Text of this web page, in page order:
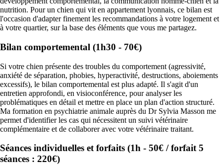
nutrition. Pour un chien qui vit en appartement lyonnais, ce bilan est
l'occasion d'adapter finement les recommandations à votre logement et
à votre quartier, sur la base des éléments que vous me partagez.
Bilan comportemental (1h30 - 70€)
Si votre chien présente des troubles du comportement (agressivité,
anxiété de séparation, phobies, hyperactivité, destructions, aboiements
excessifs), le bilan comportemental est plus adapté. Il s'agit d'un
entretien approfondi, en visioconférence, pour analyser les
problématiques en détail et mettre en place un plan d'action structuré.
Ma formation en psychiatrie animale auprès du Dr Sylvia Masson me
permet d'identifier les cas qui nécessitent un suivi vétérinaire
complémentaire et de collaborer avec votre vétérinaire traitant.
Séances individuelles et forfaits (1h - 50€ / forfait 5
séances : 220€)